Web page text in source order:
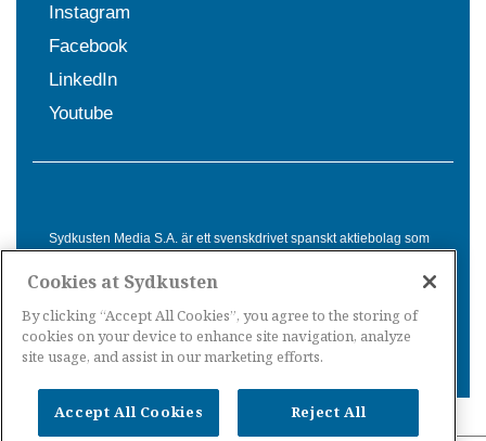
Instagram
Facebook
LinkedIn
Youtube
Sydkusten Media S.A. är ett svenskdrivet spanskt aktiebolag som
Spanien. Genom nyhetsbevakning av hela Spanien, med bas på
informationsförmedling för svenskar i Spanien.
Cookies at Sydkusten
By clicking “Accept All Cookies”, you agree to the storing of
cookies on your device to enhance site navigation, analyze
site usage, and assist in our marketing efforts.
Accept All Cookies Reject All